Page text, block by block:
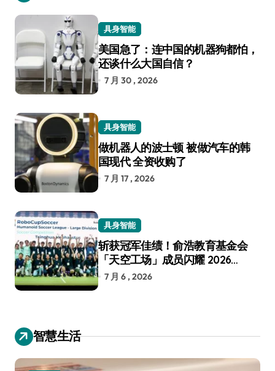
具身智能
美国急了：连中国的机器狗都怕，
还谈什么大国自信？
7 月 30 , 2026
具身智能
做机器人的波士顿 被做汽车的韩
国现代 全资收购了
7 月 17 , 2026
具身智能
斩获冠军佳绩！俞浩教育基金会
「天空工场」成员闪耀 2026
RoboCup 机器人世界杯
7 月 6 , 2026
智慧生活